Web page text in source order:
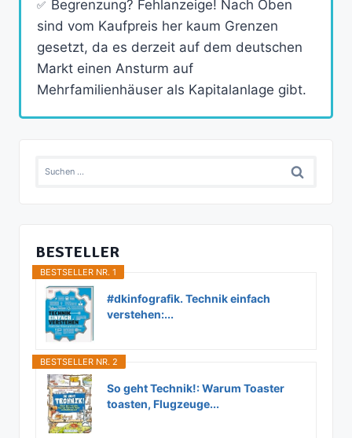
Begrenzung? Fehlanzeige! Nach Oben
sind vom Kaufpreis her kaum Grenzen
gesetzt, da es derzeit auf dem deutschen
Markt einen Ansturm auf
Mehrfamilienhäuser als Kapitalanlage gibt.
Suchen
BESTELLER
BESTSELLER NR. 1
#dkinfografik. Technik einfach
verstehen:...
BESTSELLER NR. 2
So geht Technik!: Warum Toaster
toasten, Flugzeuge...